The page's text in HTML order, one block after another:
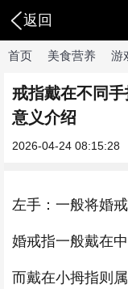
返回
首页 美食营养 游
戒指戴在不同
意义介绍
2026-04-24 08:15:28
左手：一般将婚
婚戒指一般戴在
而戴在小拇指则